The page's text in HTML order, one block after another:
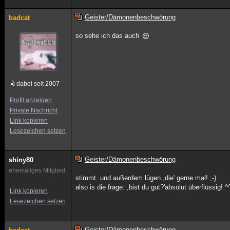
badcat
dabei seit 2007
Profil anzeigen
Private Nachricht
Link kopieren
Lesezeichen setzen
Geister/Dämonenbeschwörung
so sehe ich das auch
shiny80
ehemaliges Mitglied
Link kopieren
Lesezeichen setzen
Geister/Dämonenbeschwörung
stimmt. und außerdem lügen ,die' gerne mal! ;-)
also is die frage: ,bist du gut?'absolut überflüssig!